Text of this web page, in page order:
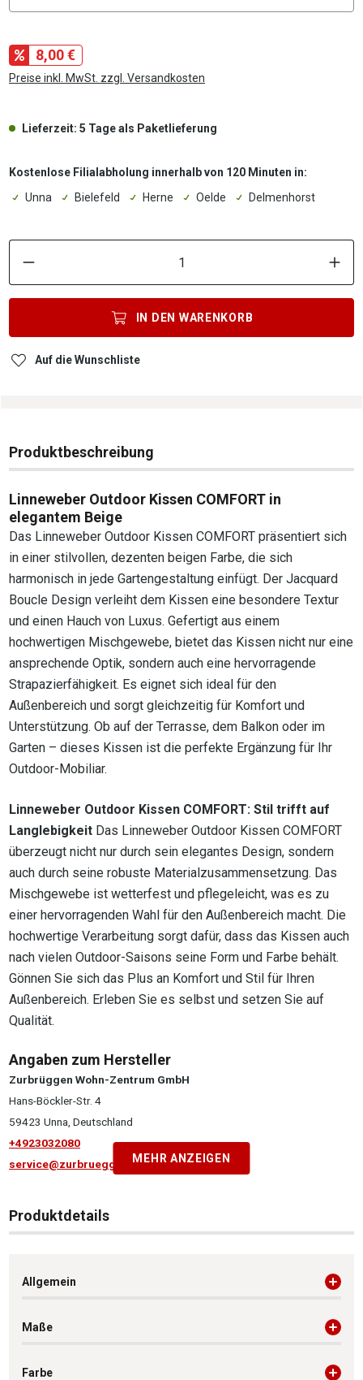
8,00 €
Preise inkl. MwSt. zzgl. Versandkosten
Lieferzeit: 5 Tage als Paketlieferung
Kostenlose Filialabholung innerhalb von 120 Minuten in:
Unna
Bielefeld Herne Oelde Delmenhorst
IN DEN WARENKORB
Auf die Wunschliste
Produktbeschreibung
Linneweber Outdoor Kissen COMFORT in
elegantem Beige
Das Linneweber Outdoor Kissen COMFORT präsentiert sich
in einer stilvollen, dezenten beigen Farbe, die sich
harmonisch in jede Gartengestaltung einfügt. Der Jacquard
Boucle Design verleiht dem Kissen eine besondere Textur
und einen Hauch von Luxus. Gefertigt aus einem
hochwertigen Mischgewebe, bietet das Kissen nicht nur eine
ansprechende Optik, sondern auch eine hervorragende
Strapazierfähigkeit. Es eignet sich ideal für den
Außenbereich und sorgt gleichzeitig für Komfort und
Unterstützung. Ob auf der Terrasse, dem Balkon oder im
Garten – dieses Kissen ist die perfekte Ergänzung für Ihr
Outdoor-Mobiliar.
Linneweber Outdoor Kissen COMFORT: Stil trifft auf
Langlebigkeit Das Linneweber Outdoor Kissen COMFORT
überzeugt nicht nur durch sein elegantes Design, sondern
auch durch seine robuste Materialzusammensetzung. Das
Mischgewebe ist wetterfest und pflegeleicht, was es zu
einer hervorragenden Wahl für den Außenbereich macht. Die
hochwertige Verarbeitung sorgt dafür, dass das Kissen auch
nach vielen Outdoor-Saisons seine Form und Farbe behält.
Gönnen Sie sich das Plus an Komfort und Stil für Ihren
Außenbereich. Erleben Sie es selbst und setzen Sie auf
Qualität.
Angaben zum Hersteller
Zurbrüggen Wohn-Zentrum GmbH
Hans-Böckler-Str. 4
59423 Unna, Deutschland
+4923032080
service@zurbrueggen.deMEHR ANZEIGEN
Produktdetails
Allgemein
Maße
Farbe